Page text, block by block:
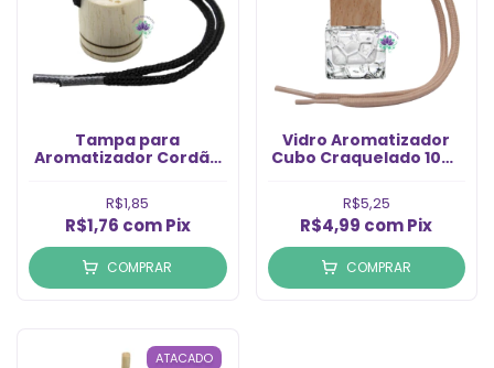
Tampa para
Aromatizador Cordão
13/410 (1un)
R$1,85
R$1,76 com Pix
COMPRAR
Vidro Aromatizador
Cubo Craquelado 10ml
R$5,25
R$4,99 comPix
COMPRAR
ATACADO